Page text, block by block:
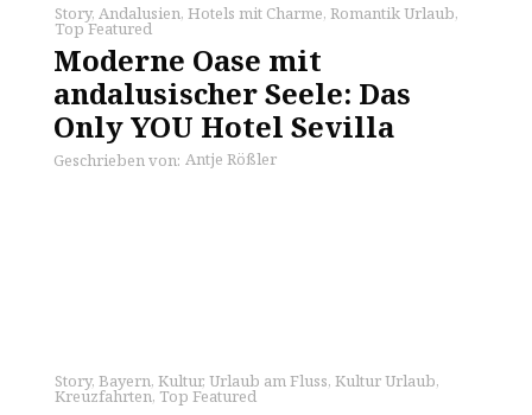
Story, Andalusien, Hotels mit Charme, Romantik Urlaub,
Top Featured
Moderne Oase mit
andalusischer Seele: Das
Only YOU Hotel Sevilla
Geschrieben von: Antje Rößler
Story, Bayern, Kultur, Urlaub am Fluss, Kultur Urlaub,
Kreuzfahrten, Top Featured